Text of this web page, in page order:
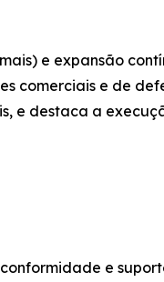
e expansão
comerciais e de
e destaca a
e